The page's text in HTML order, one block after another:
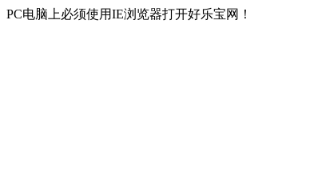
PC电脑上必须使用IE浏览器打开好乐宝网！